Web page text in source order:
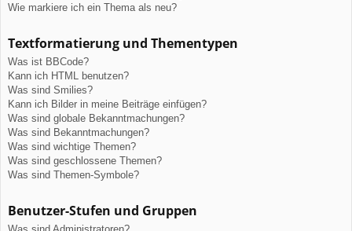
Wie markiere ich ein Thema als neu?
Textformatierung und Thementypen
Was ist BBCode?
Kann ich HTML benutzen?
Was sind Smilies?
Kann ich Bilder in meine Beiträge einfügen?
Was sind globale Bekanntmachungen?
Was sind Bekanntmachungen?
Was sind wichtige Themen?
Was sind geschlossene Themen?
Was sind Themen-Symbole?
Benutzer-Stufen und Gruppen